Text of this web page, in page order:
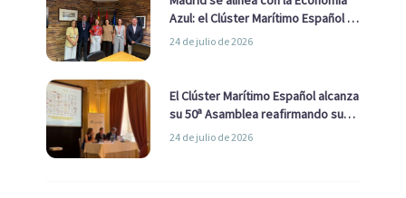
Azul: el Clúster Marítimo Español y
la Real Liga Naval avanzan alianzas
24 de julio de 2026
El Clúster Marítimo Español alcanza
su 50ª Asamblea reafirmando su
liderazgo en la Economía Azul
24 de julio de 2026